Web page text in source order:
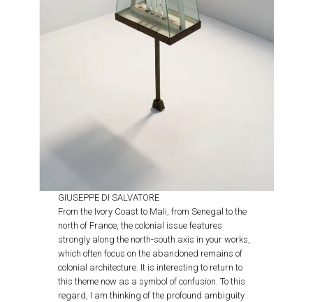
GIUSEPPE DI SALVATORE
From the Ivory Coast to Mali, from Senegal to the
north of France, the colonial issue features
strongly along the north-south axis in your works,
which often focus on the abandoned remains of
colonial architecture. It is interesting to return to
this theme now as a symbol of confusion. To this
regard, I am thinking of the profound ambiguity